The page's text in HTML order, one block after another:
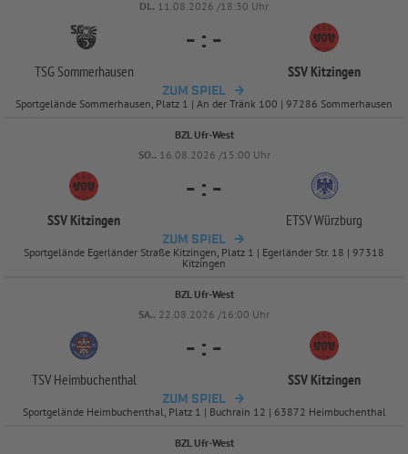
DI.. 11.08.2026 /18:30 Uhr
TSG Sommerhausen
- : -
SSV Kitzingen
ZUM SPIEL
Sportgelände Sommerhausen, Platz 1 | An der Tränk 100 | 97286 Sommerhausen
BZL Ufr-West
SO.. 16.08.2026 /15:00 Uhr
SSV Kitzingen
- : -
ETSV Würzburg
ZUM SPIEL
Sportgelände Egerländer Straße Kitzingen, Platz 1 | Egerländer Str. 18 | 97318
Kitzingen
BZL Ufr-West
SA.. 22.08.2026 /16:00 Uhr
TSV Heimbuchenthal
- : -
SSV Kitzingen
ZUM SPIEL
Sportgelände Heimbuchenthal, Platz 1 | Buchrain 12 | 63872 Heimbuchenthal
BZL Ufr-West